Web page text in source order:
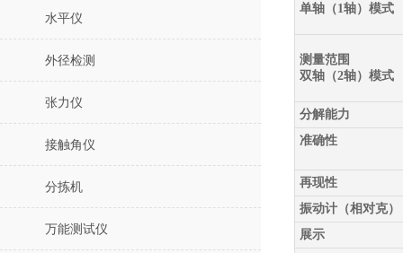
水平仪
外径检测
张力仪
接触角仪
分拣机
万能测试仪
单轴（1轴）模式
测量范围
双轴（2轴）模式
分解能力
准确性
再现性
振动计（相对克）
展示